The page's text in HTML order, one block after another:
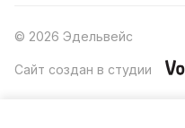
© 2026 Эдельвейс
Сайт создан в студии